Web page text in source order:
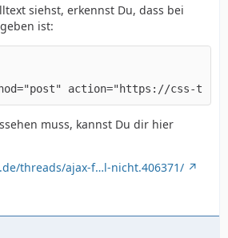
siehst, erkennst Du, dass bei
ist:
action="https://css-
muss, kannst Du dir hier
threads/ajax-f…l-nicht.406371/